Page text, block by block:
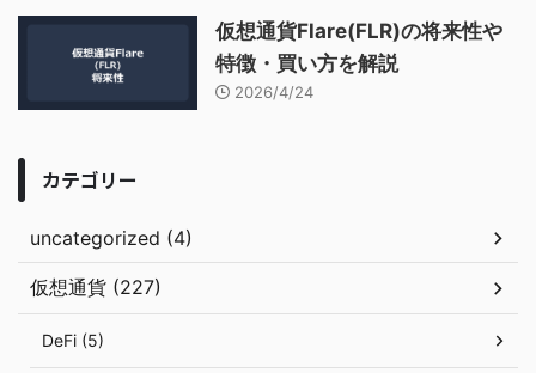
仮想通貨Flare(FLR)の将来性や
特徴・買い方を解説
2026/4/24
カテゴリー
uncategorized (4)
仮想通貨 (227)
DeFi (5)